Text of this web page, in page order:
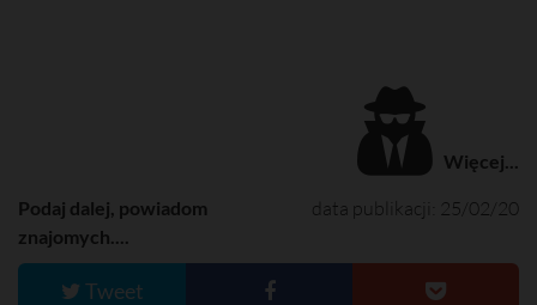
Więcej...
data publikacji: 25/02/20
Podaj dalej, powiadom
znajomych....
Tweet